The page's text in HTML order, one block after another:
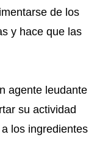
de los
y hace que las
agente leudante
su actividad
los ingredientes